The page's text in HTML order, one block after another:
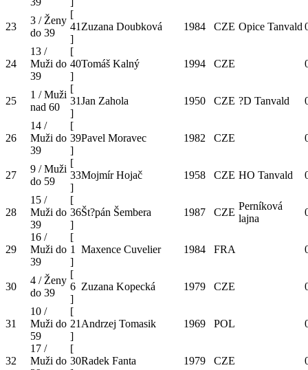
23
3 / Ženy
do 39
[
41
]
Zuzana Doubková 1984 CZE Opice Tanvald
24
13 /
Muži do
39
[
40
]
Tomáš Kalný 1994 CZE
25
1 / Muži
nad 60
[
31
]
Jan Zahola 1950 CZE ?D Tanvald
26
14 /
Muži do
39
[
39
]
Pavel Moravec 1982 CZE
27
9 / Muži
do 59
[
33
]
Mojmír Hojač 1958 CZE HO Tanvald
28
15 /
Muži do
39
[
36
]
Št?pán Šembera 1987 CZE
Perníková
lajna
29
16 /
Muži do
39
[
1
]
Maxence Cuvelier 1984 FRA
30
4 / Ženy
do 39
[
6
]
Zuzana Kopecká 1979 CZE
31
10 /
Muži do
59
[
21
]
Andrzej Tomasik 1969 POL
32
17 /
Muži do
[
30Radek Fanta 1979 CZE